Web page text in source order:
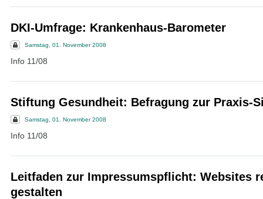
DKI-Umfrage: Krankenhaus-Barometer
Samstag, 01. November 2008
Info 11/08
Stiftung Gesundheit: Befragung zur Praxis-
Samstag, 01. November 2008
Info 11/08
Leitfaden zur Impressumspflicht: Websites
gestalten